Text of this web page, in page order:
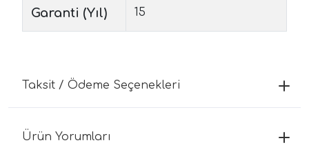
Garanti (Yıl) 15
Taksit / Ödeme Seçenekleri
Ürün Yorumları